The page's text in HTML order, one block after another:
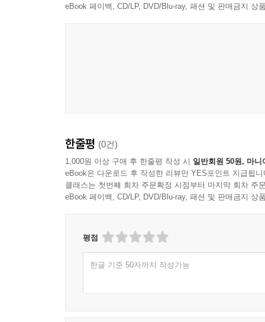
eBook 페이백, CD/LP, DVD/Blu-ray, 패션 및 판매금지 상
한줄평 (0건)
1,000원 이상 구매 후 한줄평 작성 시 일반회원 50원, 마니
eBook은 다운로드 후 작성한 리뷰만 YES포인트 지급됩니
클래스는 첫번째 회차 주문확정 시점부터 마지막 회차 주
eBook 페이백, CD/LP, DVD/Blu-ray, 패션 및 판매금지 상
평점
한글 기준 50자까지 작성가능